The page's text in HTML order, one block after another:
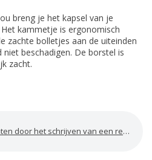
breng je het kapsel van je
kammetje is ergonomisch
zachte bolletjes aan de uiteinden
beschadigen. De borstel is
zacht.
door het schrijven van een review